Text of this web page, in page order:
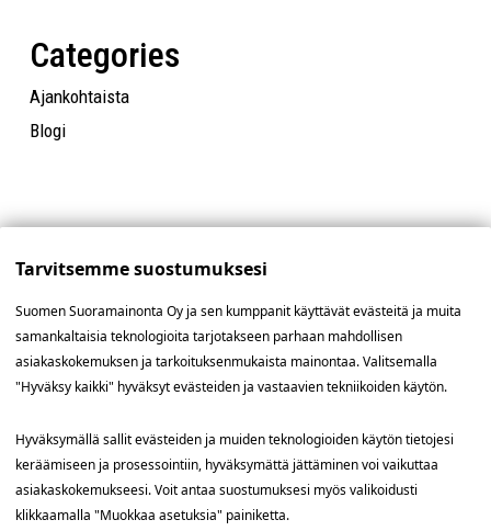
Categories
Ajankohtaista
Blogi
Yhteystiedot
SSM Suomen Suoramainonta
Sähkötie 8, 01510 Vantaa
Tarvitsemme suostumuksesi
Suomen Suoramainonta Oy ja sen kumppanit käyttävät evästeitä ja muita
samankaltaisia teknologioita tarjotakseen parhaan mahdollisen
asiakaskokemuksen ja tarkoituksenmukaista mainontaa. Valitsemalla
"Hyväksy kaikki" hyväksyt evästeiden ja vastaavien tekniikoiden käytön.
Hyväksymällä sallit evästeiden ja muiden teknologioiden käytön tietojesi
keräämiseen ja prosessointiin, hyväksymättä jättäminen voi vaikuttaa
asiakaskokemukseesi. Voit antaa suostumuksesi myös valikoidusti
klikkaamalla "Muokkaa asetuksia" painiketta.